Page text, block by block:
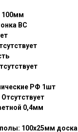
100мм
ВС
РФ 1шт
0,4мм
100х25мм доска